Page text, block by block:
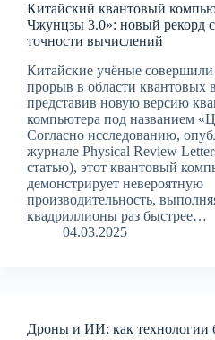
Китайский квантовый
Чжунцзы 3.0»: новый рекорд
точности вычислений
Китайские учёные совершили
прорыв в области квантовых
представив новую версию
компьютера под названием
Согласно исследованию,
журнале Physical Review
статью), этот квантовый
демонстрирует невероятную
производительность,
квадриллионы раз быстрее…
04.03.2025
Дроны и ИИ: как технологии